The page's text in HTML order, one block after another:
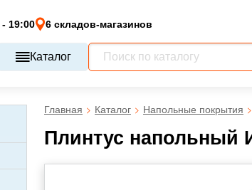
19:00 6 складов-магазинов
Каталог
Главная Каталог Напольные покрытия
Плинтус напольный